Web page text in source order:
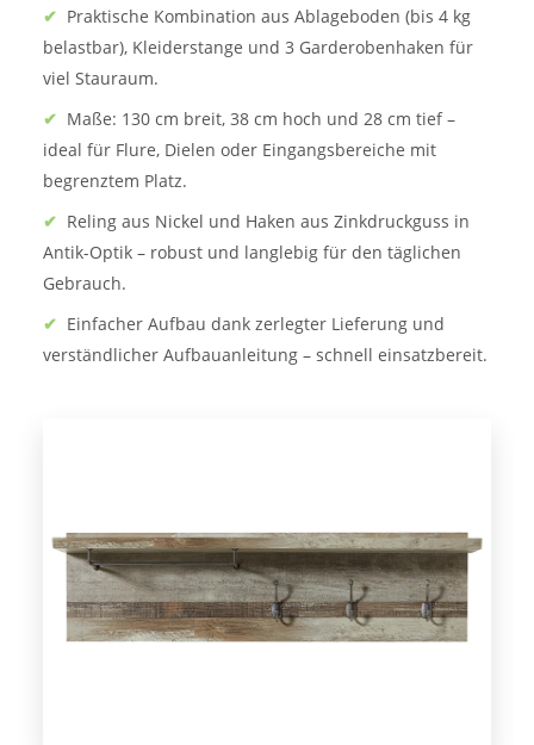
✔ Praktische Kombination aus Ablageboden (bis 4 kg
belastbar), Kleiderstange und 3 Garderobenhaken für
viel Stauraum.
✔ Maße: 130 cm breit, 38 cm hoch und 28 cm tief –
ideal für Flure, Dielen oder Eingangsbereiche mit
begrenztem Platz.
✔ Reling aus Nickel und Haken aus Zinkdruckguss in
Antik-Optik – robust und langlebig für den täglichen
Gebrauch.
✔ Einfacher Aufbau dank zerlegter Lieferung und
verständlicher Aufbauanleitung – schnell einsatzbereit.